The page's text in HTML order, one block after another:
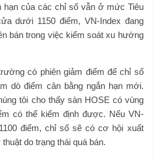
hạn của các chỉ số vẫn ở mức Tiêu
dưới 1150 điểm, VN-Index đang
bán trong việc kiểm soát xu hướng
có phiên giảm điểm để chỉ số
dò điểm cân bằng ngắn hạn mới.
tôi cho thấy sàn HOSE có vùng
có thể kiểm định được. Nếu VN-
điểm, chỉ số sẽ có cơ hội xuất
do trạng thái quá bán.